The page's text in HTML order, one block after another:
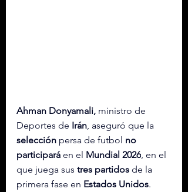
Ahman Donyamali, ministro de
Deportes de Irán, aseguró que la
selección persa de futbol no
participará en el Mundial 2026, en el
que juega sus tres partidos de la
primera fase en Estados Unidos.